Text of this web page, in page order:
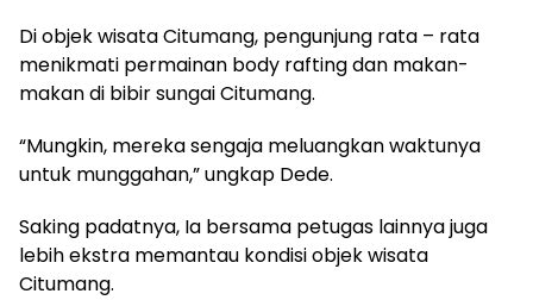
Di objek wisata Citumang, pengunjung rata – rata
menikmati permainan body rafting dan makan-
makan di bibir sungai Citumang.
“Mungkin, mereka sengaja meluangkan waktunya
untuk munggahan,” ungkap Dede.
Saking padatnya, Ia bersama petugas lainnya juga
lebih ekstra memantau kondisi objek wisata
Citumang.